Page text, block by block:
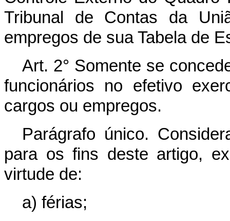
Tribunal de Contas da
empregos de sua Tabela de
Art. 2° Somente se
funcionários no efetivo
cargos ou empregos.
Parágrafo único.
para os fins deste artigo,
virtude de:
a) férias;